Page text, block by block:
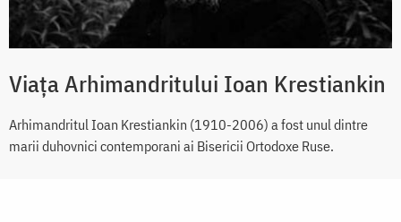
Viața Arhimandritului Ioan Krestiankin
Arhimandritul Ioan Krestiankin (1910-2006) a fost unul dintre
marii duhovnici contemporani ai Bisericii Ortodoxe Ruse.